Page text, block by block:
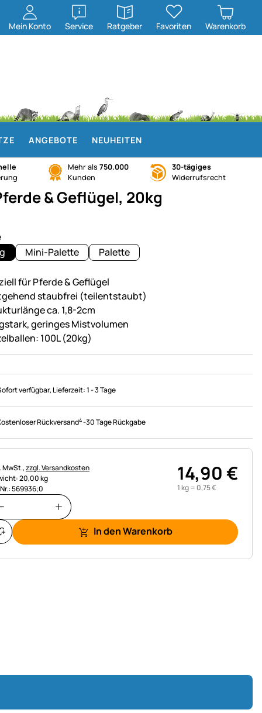
Mein Konto Service
öffnen
Ratgeber
öffnen
Favoriten Warenkorb
ANGEBOTE NEUHEITEN
Mehr als 750.000
Kunden
30-tägiges
Widerrufsrecht
& Geflügel, 20kg
Mini-Palette Palette
für Pferde & Geflügel
staubfrei (teilentstaubt)
ca. 1,8-2cm
geringes Mistvolumen
100L (20kg)
verfügbar, Lieferzeit:1 - 3 Tage
Rückversand4-30 Tage Rückgabe
MwSt.,zzgl. Versandkosten
20,00 kg
569936;0
14,90€
1 kg = 0,75€
In den Warenkorb